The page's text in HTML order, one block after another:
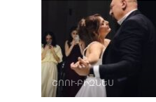
ՇՈՈՒ-ԲԻԶՆԵՍ